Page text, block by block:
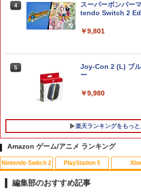
4
スーパーボンバー
tendo Switch 2
￥9,801
5
Joy-Con 2 (L) ブ
ー
￥9,980
楽天ランキングをもっと
1 グランツーリスモ7
￥3,779
1 【中古】ソウルキ
￥747
1
アースノーマット
蚊除け 屋内 屋外
香料 送料無料
Amazon ゲーム/アニメ ランキング
Nintendo Switch 2 PlayStation 5
編集部のおすすめ記事